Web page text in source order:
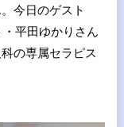
今日のゲスト
平田ゆかりさん
の専属セラピス